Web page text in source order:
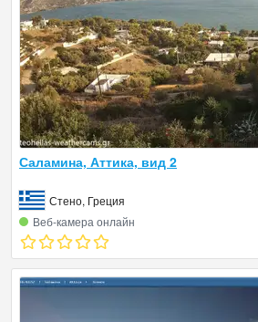
Саламина, Аттика, вид 2
Стено, Греция
Веб‑камера онлайн